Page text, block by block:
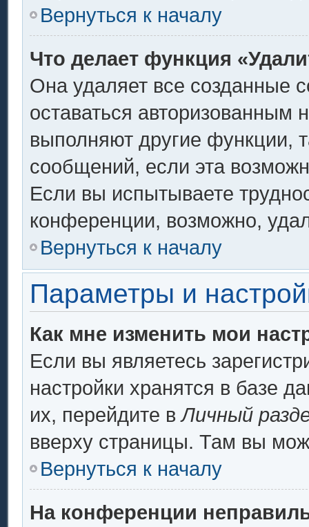
Вернуться к началу
Что делает функция
Она удаляет все созданные
оставаться авторизованным
выполняют другие функции,
сообщений, если эта
Если вы испытываете
конференции, возможно,
Вернуться к началу
Параметры и
Как мне изменить мои
Если вы являетесь
настройки хранятся в базе
их, перейдите вЛичный
вверху страницы. Там вы
Вернуться к началу
На конференции